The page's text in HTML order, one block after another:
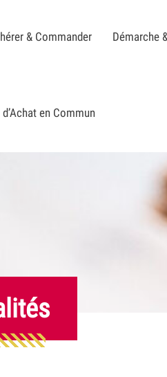
& Commander Démarche
en Commun